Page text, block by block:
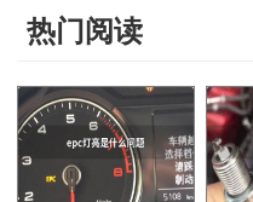
热门阅读